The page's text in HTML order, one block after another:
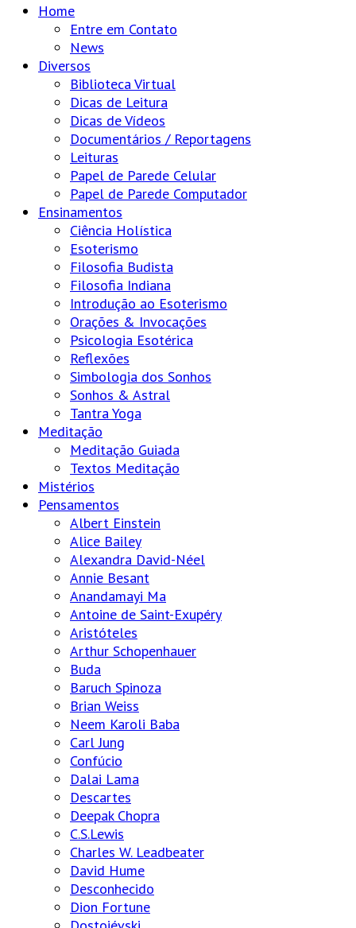
Home
Entre em Contato
News
Diversos
Biblioteca Virtual
Dicas de Leitura
Dicas de Vídeos
Documentários / Reportagens
Leituras
Papel de Parede Celular
Papel de Parede Computador
Ensinamentos
Ciência Holística
Esoterismo
Filosofia Budista
Filosofia Indiana
Introdução ao Esoterismo
Orações & Invocações
Psicologia Esotérica
Reflexões
Simbologia dos Sonhos
Sonhos & Astral
Tantra Yoga
Meditação
Meditação Guiada
Textos Meditação
Mistérios
Pensamentos
Albert Einstein
Alice Bailey
Alexandra David-Néel
Annie Besant
Anandamayi Ma
Antoine de Saint-Exupéry
Aristóteles
Arthur Schopenhauer
Buda
Baruch Spinoza
Brian Weiss
Neem Karoli Baba
Carl Jung
Confúcio
Dalai Lama
Descartes
Deepak Chopra
C.S.Lewis
Charles W. Leadbeater
David Hume
Desconhecido
Dion Fortune